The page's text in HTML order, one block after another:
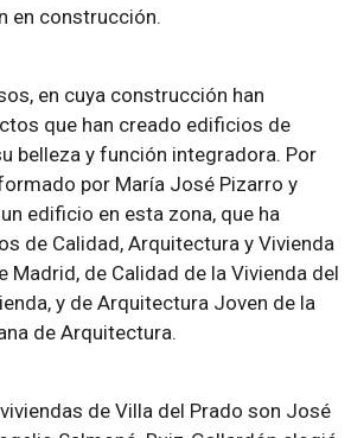
en construcción.
en cuya construcción han
que han creado edificios de
belleza y función integradora. Por
por María José Pizarro y
edificio en esta zona, que ha
de Calidad, Arquitectura y Vivienda
Madrid, de Calidad de la Vivienda del
y de Arquitectura Joven de la
de Arquitectura.
de Villa del Prado son José